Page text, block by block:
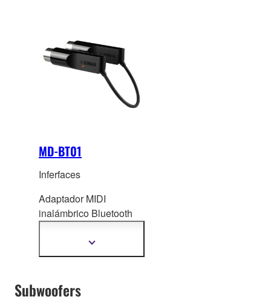
MD-BT01
Inferfaces
Adaptador MIDI
inalámbrico Bluetooth
instrumentos mediante
las terminales MIDI
iOS (iPhone/iPad/iPod
touch) o Mac
Mostrar
Subwoofers